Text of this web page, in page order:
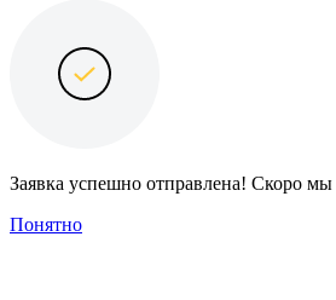
Заявка успешно отправлена! Скоро
Понятно